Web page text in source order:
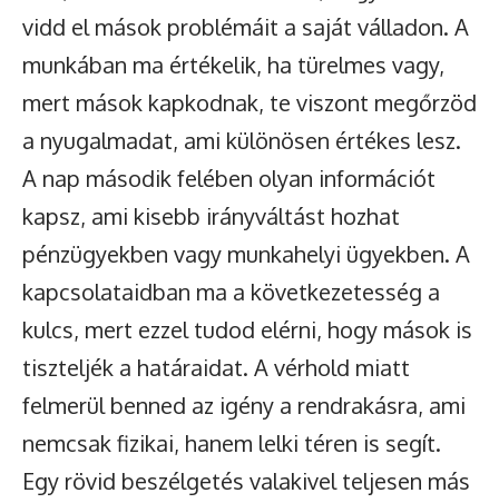
vidd el mások problémáit a saját válladon. A
munkában ma értékelik, ha türelmes vagy,
mert mások kapkodnak, te viszont megőrzöd
a nyugalmadat, ami különösen értékes lesz.
A nap második felében olyan információt
kapsz, ami kisebb irányváltást hozhat
pénzügyekben vagy munkahelyi ügyekben. A
kapcsolataidban ma a következetesség a
kulcs, mert ezzel tudod elérni, hogy mások is
tiszteljék a határaidat. A vérhold miatt
felmerül benned az igény a rendrakásra, ami
nemcsak fizikai, hanem lelki téren is segít.
Egy rövid beszélgetés valakivel teljesen más